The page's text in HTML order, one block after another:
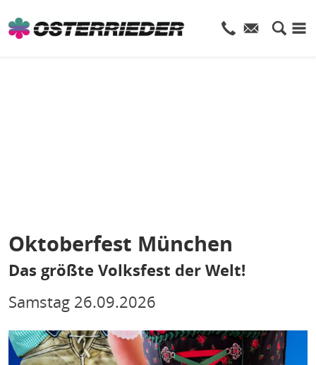
Oktoberfest München
Das größte Volksfest der Welt!
Samstag 26.09.2026